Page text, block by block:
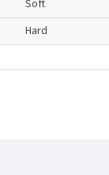
Soft
Hard